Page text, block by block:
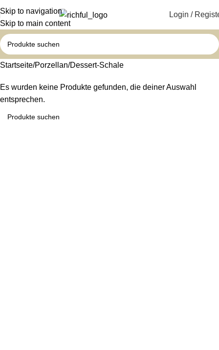
Skip to navigation
Skip to main content
Login /
Startseite Porzellan Dessert-Schale
Es wurden keine Produkte gefunden, die deiner Auswahl
entsprechen.